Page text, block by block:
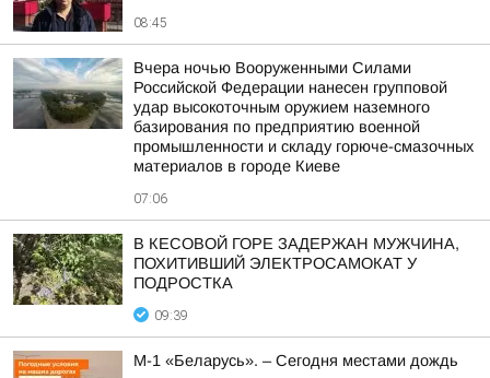
08:45
Вчера ночью Вооруженными Силами
Российской Федерации нанесен групповой
удар высокоточным оружием наземного
базирования по предприятию военной
промышленности и складу горюче-смазочных
материалов в городе Киеве
07:06
В КЕСОВОЙ ГОРЕ ЗАДЕРЖАН МУЖЧИНА,
ПОХИТИВШИЙ ЭЛЕКТРОСАМОКАТ У
ПОДРОСТКА
09:39
М-1 «Беларусь». – Сегодня местами дождь